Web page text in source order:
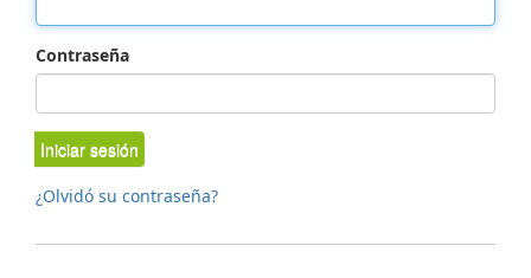
Contraseña
Iniciar sesión
¿Olvidó su contraseña?